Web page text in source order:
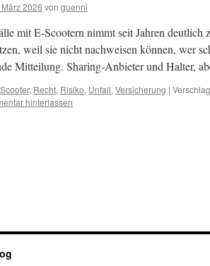
2026 von guenni
mit E-Scootern nimmt seit Jahren deutlich
weil sie nicht nachweisen können, wer
Mitteilung. Sharing-Anbieter und Halter,
, Recht, Risiko, Unfall, Versicherung |
hinterlassen